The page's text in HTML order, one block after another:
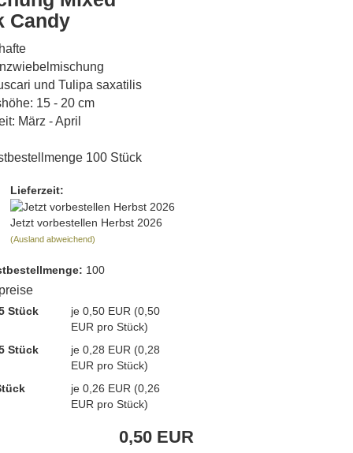
Candy
und Tulipa saxatilis
15 - 20 cm
März - April
100 Stück
Lieferzeit:
Jetzt vorbestellen Herbst 2026
(Ausland abweichend)
100
Stück
je 0,50 EUR (0,50
EUR pro Stück)
Stück
je 0,28 EUR (0,28
EUR pro Stück)
je 0,26 EUR (0,26
EUR pro Stück)
0,50 EUR